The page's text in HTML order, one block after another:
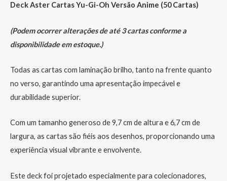
Deck Aster Cartas Yu-Gi-Oh Versão Anime (50 Cartas)
(Podem ocorrer alterações de até 3 cartas conforme a
disponibilidade em estoque.)
Todas as cartas com laminação brilho, tanto na frente quanto
no verso, garantindo uma apresentação impecável e
durabilidade superior.
Com um tamanho generoso de 9,7 cm de altura e 6,7 cm de
largura, as cartas são fiéis aos desenhos, proporcionando uma
experiência visual vibrante e envolvente.
Este deck foi projetado especialmente para colecionadores,